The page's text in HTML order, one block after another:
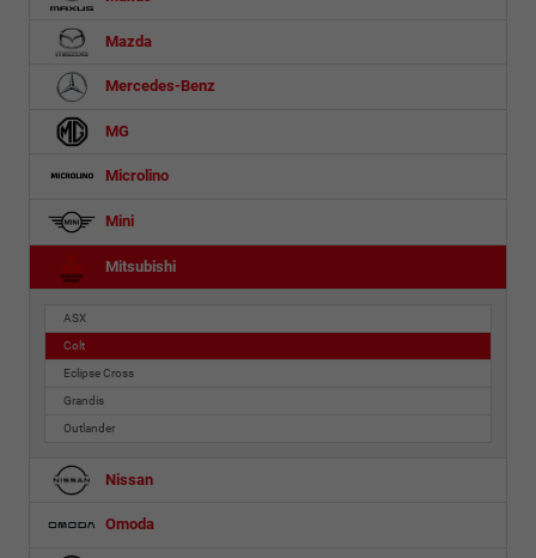
Mazda
Mercedes-Benz
MG
Microlino
Mini
Mitsubishi
ASX
Colt
Eclipse Cross
Grandis
Outlander
Nissan
Omoda